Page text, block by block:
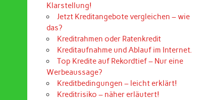
Klarstellung!
Jetzt Kreditangebote vergleichen – wie
das?
Kreditrahmen oder Ratenkredit
Kreditaufnahme und Ablauf im Internet.
Top Kredite auf Rekordtief – Nur eine
Werbeaussage?
Kreditbedingungen – leicht erklärt!
Kreditrisiko – näher erläutert!